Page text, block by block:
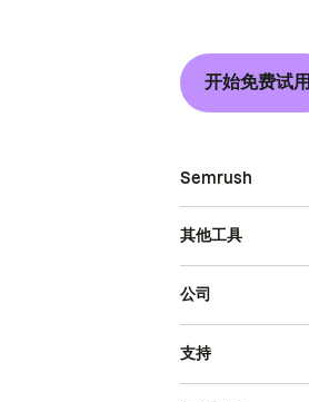
开始免费试用
Semrush
其他工具
公司
支持